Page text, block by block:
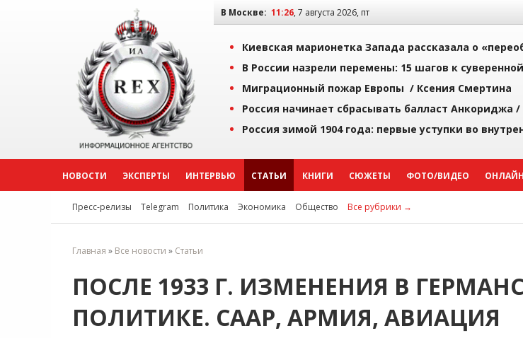
В Москве: 11:26, 7 августа 2026, пт
Киевская марионетка Запада рассказала о
В России назрели перемены: 15 шагов к
Миграционный пожар Европы / Ксения Смертина
Россия начинает сбрасывать балласт Анкориджа /
Россия зимой 1904 года: первые уступки во
НОВОСТИ ЭКСПЕРТЫ ИНТЕРВЬЮ СТАТЬИ КНИГИ СЮЖЕТЫ ФОТО/ВИДЕО ОНЛАЙН
Пресс-релизы Telegram Политика Экономика Общество Все рубрики →
Главная » Все новости » Статьи
ПОСЛЕ 1933 Г. ИЗМЕНЕНИЯ В
ПОЛИТИКЕ. СААР, АРМИЯ, АВИАЦИЯ